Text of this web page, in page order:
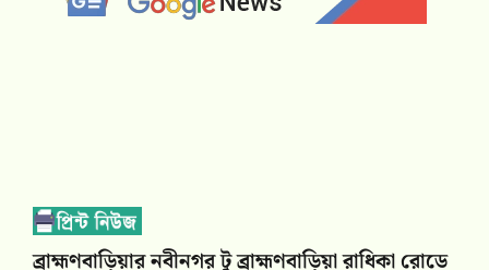
ব্রাহ্মণবাড়িয়ার নবীনগর টু ব্রাহ্মণবাড়িয়া রাধিকা রোডে